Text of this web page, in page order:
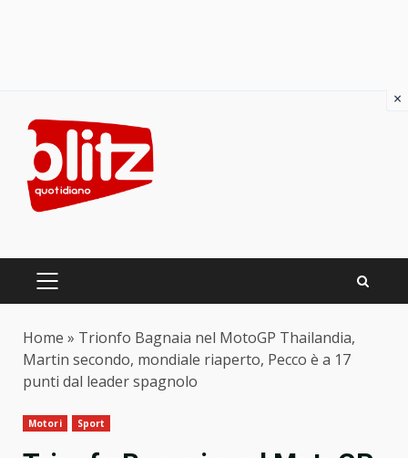
content
PRIMARY
Home » Trionfo Bagnaia nel MotoGP Thailandia,
Martin secondo, mondiale riaperto, Pecco è a 17
punti dal leader spagnolo
Motori Sport
×